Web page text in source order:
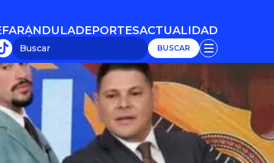
FARÁNDULA
FARÁNDULA
DEPORTESACTUALIDAD
ACTUALIDAD